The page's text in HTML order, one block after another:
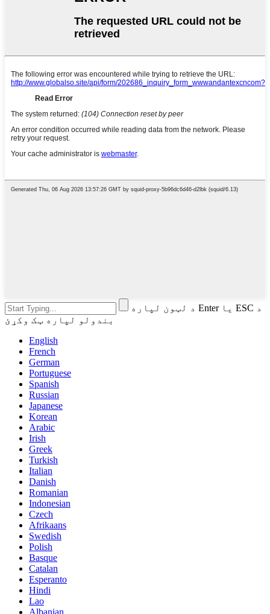
د لټون لپاره Enter یا ESC د
بندولو لپاره ټک وکړئ
English
French
German
Portuguese
Spanish
Russian
Japanese
Korean
Arabic
Irish
Greek
Turkish
Italian
Danish
Romanian
Indonesian
Czech
Afrikaans
Swedish
Polish
Basque
Catalan
Esperanto
Hindi
Lao